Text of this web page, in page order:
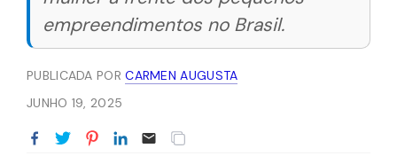
empreendimentos no Brasil.
PUBLICADA PORCARMEN AUGUSTA
JUNHO 19, 2025